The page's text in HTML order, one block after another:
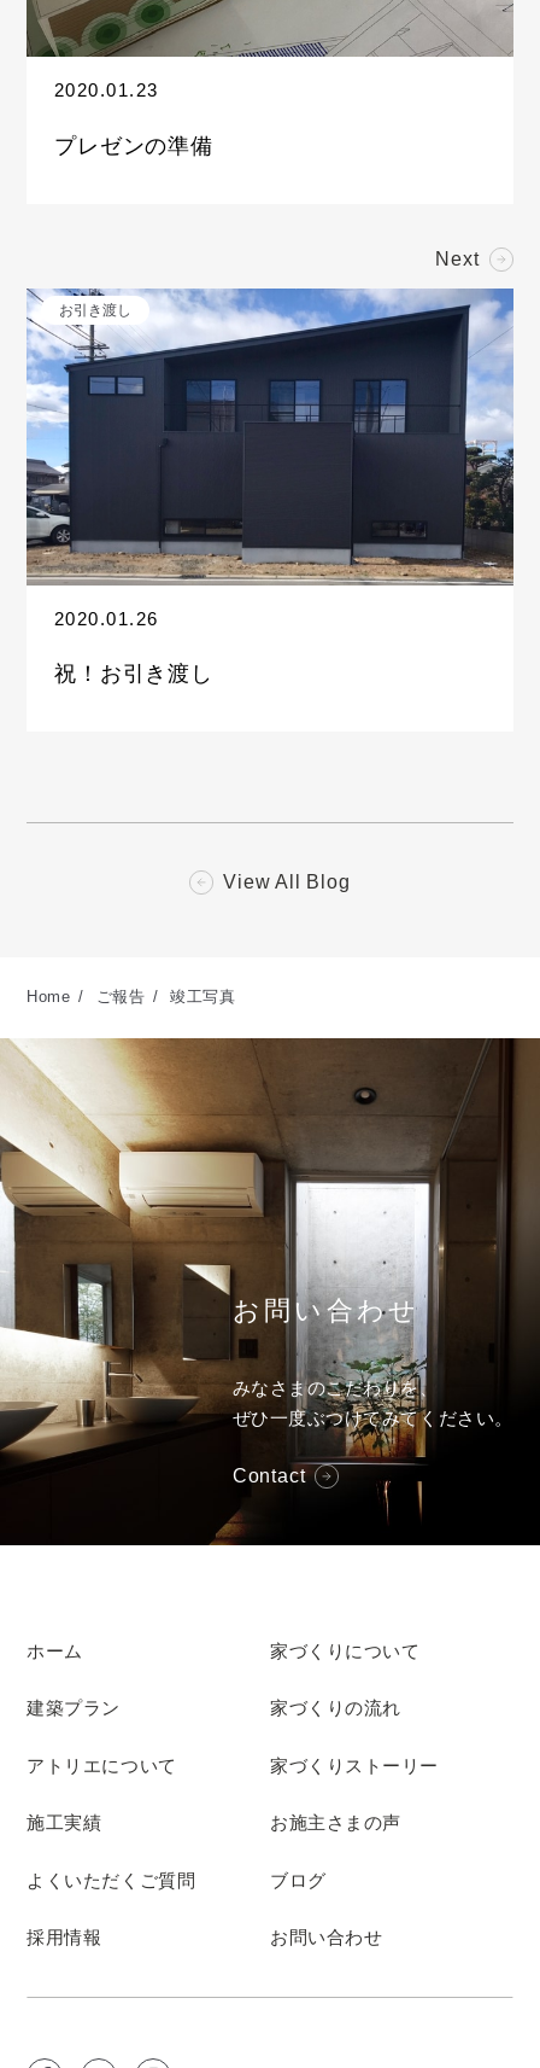
2020.01.23
プレゼンの準備
Next
お引き渡し
2020.01.26
祝！お引き渡し
View All Blog
Home ご報告 竣工写真
お問い合わせ
みなさまのこだわりを、
ぜひ一度ぶつけてみてください。
Contact
ホーム 家づくりについて
建築プラン 家づくりの流れ
アトリエについて 家づくりストーリー
施工実績 お施主さまの声
よくいただくご質問 ブログ
採用情報 お問い合わせ